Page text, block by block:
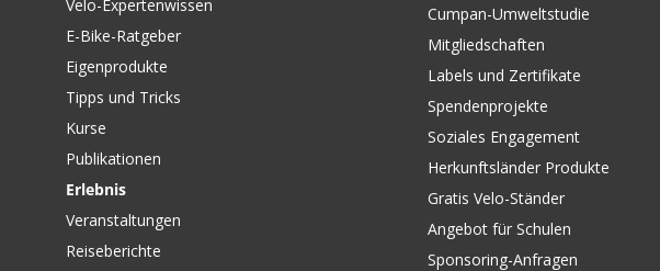
Velo-Expertenwissen
E-Bike-Ratgeber
Eigenprodukte
Tipps und Tricks
Kurse
Publikationen
Erlebnis
Veranstaltungen
Reiseberichte
Cumpan-Umweltstudie
Mitgliedschaften
Labels und Zertifikate
Spendenprojekte
Soziales Engagement
Herkunftsländer Produkte
Gratis Velo-Ständer
Angebot für Schulen
Sponsoring-Anfragen